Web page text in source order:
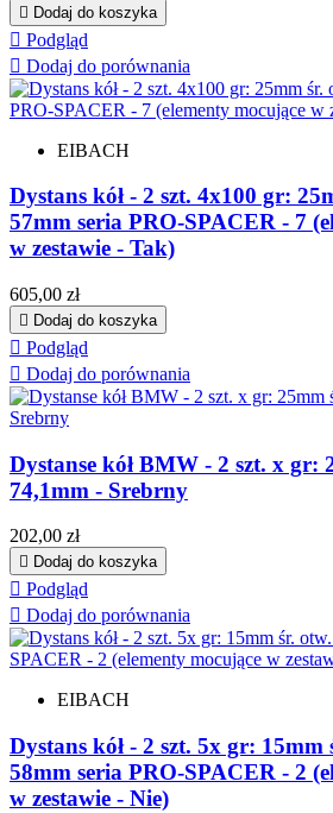
 Dodaj do koszyka
 Podgląd
 Dodaj do porównania
EIBACH
Dystans kół - 2 szt. 4x100 gr:
57mm seria PRO-SPACER - 7
w zestawie - Tak)
Cena
605,00 zł
 Dodaj do koszyka
 Podgląd
 Dodaj do porównania
Dystanse kół BMW - 2 szt. x gr:
74,1mm - Srebrny
Cena
202,00 zł
 Dodaj do koszyka
 Podgląd
 Dodaj do porównania
EIBACH
Dystans kół - 2 szt. 5x gr: 15mm
58mm seria PRO-SPACER - 2
w zestawie - Nie)